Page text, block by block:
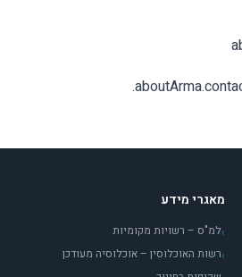
.
מאגרי מידע
›למ"ס – רשויות מקומיות
›רשות האוכלוסין – אוכלוסיה מעודכן